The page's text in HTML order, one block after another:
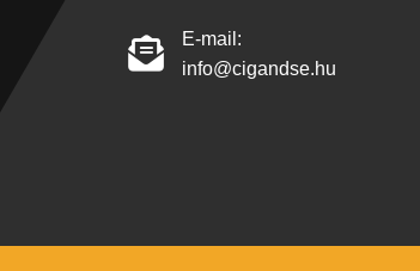
E-mail:
info@cigandse.hu